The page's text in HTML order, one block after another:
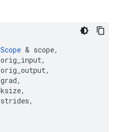
Scope & scope,
orig_input,
orig_output,
grad,
ksize,
strides,